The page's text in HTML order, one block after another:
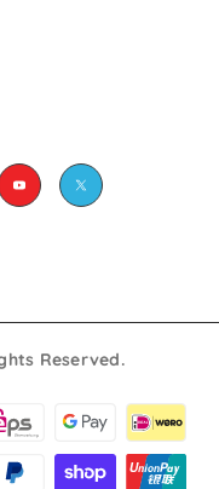
Reserved.